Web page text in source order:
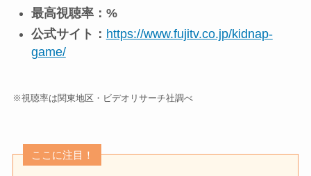
最高視聴率：%
公式サイト： https://www.fujitv.co.jp/kidnap-
game/
※視聴率は関東地区・ビデオリサーチ社調べ
ここに注目！